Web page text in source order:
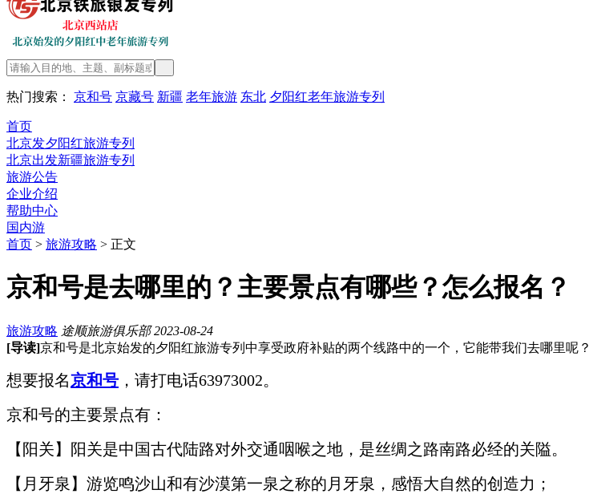
热门搜索： 京和号 京藏号 新疆 老年旅游 东北 夕阳红老年旅游专列
首页
北京发夕阳红旅游专列
北京出发新疆旅游专列
旅游公告
企业介绍
帮助中心
国内游
首页 > 旅游攻略 > 正文
京和号是去哪里的？主要景点有哪些？怎么报名？
旅游攻略 途顺旅游俱乐部 2023-08-24
[导读]京和号是北京始发的夕阳红旅游专列中享受政府补贴的两个线路中的一个，它能带我们去哪里呢？
想要报名京和号 ，请打电话63973002。
京和号的主要景点有：
【阳关】阳关是中国古代陆路对外交通咽喉之地，是丝绸之路南路必经的关隘。
【月牙泉】游览鸣沙山和有沙漠第一泉之称的月牙泉，感悟大自然的创造力；